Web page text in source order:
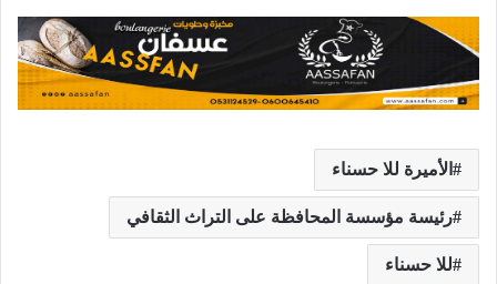
الأميرة للا حسناء
رئيسة مؤسسة المحافظة على التراث الثقافي
للا حسناء